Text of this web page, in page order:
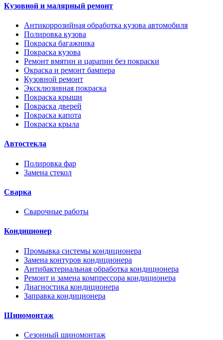
Кузовной и малярный ремонт
Антикоррозийная обработка кузова автомобиля
Полировка кузова
Покраска багажника
Покраска кузова
Ремонт вмятин и царапин без покраски
Окраска и ремонт бампера
Кузовной ремонт
Эксклюзивная покраска
Покраска крыши
Покраска дверей
Покраска капота
Покраска крыла
Автостекла
Полировка фар
Замена стекол
Сварка
Сварочные работы
Кондиционер
Промывка системы кондиционера
Замена контуров кондиционера
Антибактериальная обработка кондиционера
Ремонт и замена компрессора кондиционера
Диагностика кондиционера
Заправка кондиционера
Шиномонтаж
Сезонный шиномонтаж